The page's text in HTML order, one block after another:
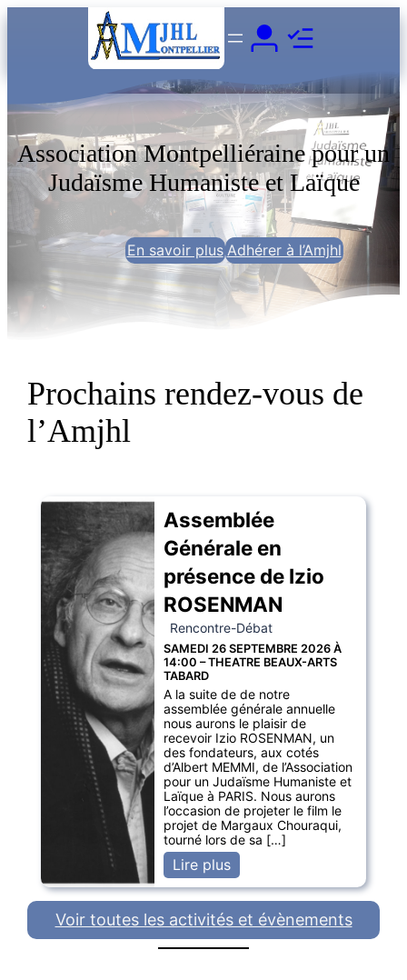
Association Montpelliéraine pour un
Judaïsme Humaniste et Laïque
En savoir plus Adhérer à l’Amjhl
Prochains rendez-vous de
l’Amjhl
Assemblée
Générale en
présence de Izio
ROSENMAN
Rencontre-Débat
SAMEDI 26 SEPTEMBRE 2026 À
14:00 – THEATRE BEAUX-ARTS
TABARD
A la suite de de notre
assemblée générale annuelle
nous aurons le plaisir de
recevoir Izio ROSENMAN, un
des fondateurs, aux cotés
d’Albert MEMMI, de l’Association
pour un Judaïsme Humaniste et
Laïque à PARIS. Nous aurons
l’occasion de projeter le film le
projet de Margaux Chouraqui,
tourné lors de sa […]
Lire plus
Voir toutes les activités et évènements